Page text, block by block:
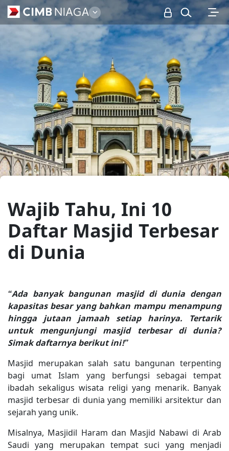
Personal
Wajib Tahu, Ini 10
Daftar Masjid Terbesar
di Dunia
“Ada banyak bangunan masjid di dunia dengan
kapasitas besar yang bahkan mampu menampung
hingga jutaan jamaah setiap harinya. Tertarik
untuk mengunjungi masjid terbesar di dunia?
Simak daftarnya berikut ini!”
Masjid merupakan salah satu bangunan terpenting
bagi umat Islam yang berfungsi sebagai tempat
ibadah sekaligus wisata religi yang menarik. Banyak
masjid terbesar di dunia yang memiliki arsitektur dan
sejarah yang unik.
Misalnya, Masjidil Haram dan Masjid Nabawi di Arab
Saudi yang merupakan tempat suci yang menjadi